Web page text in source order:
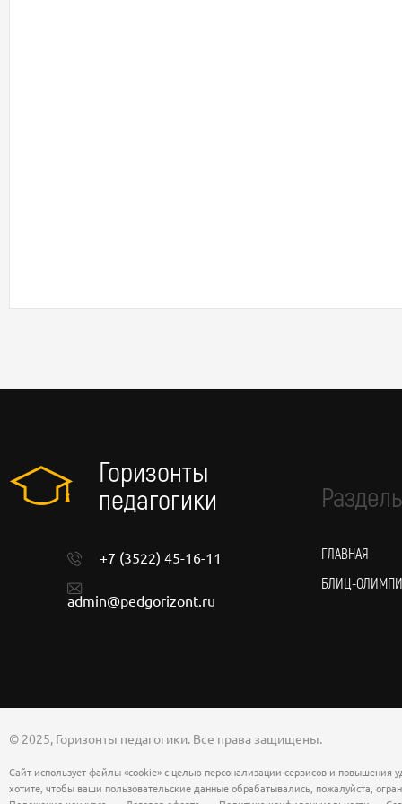
Горизонты
педагогики
+7 (3522) 45-16-11
admin@pedgorizont.ru
ГЛАВНАЯ
БЛИЦ-
© 2025, Горизонты педагогики. Все права защищены.
Сайт использует файлы «cookie» с целью персонализации сервисов и повышения
хотите, чтобы ваши пользовательские данные обрабатывались, пожалуйста,